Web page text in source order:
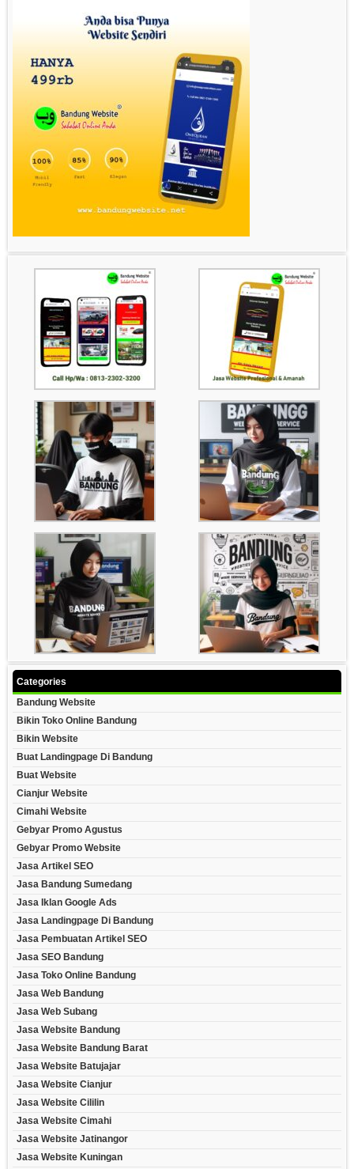
Categories
Bandung Website
Bikin Toko Online Bandung
Bikin Website
Buat Landingpage Di Bandung
Buat Website
Cianjur Website
Cimahi Website
Gebyar Promo Agustus
Gebyar Promo Website
Jasa Artikel SEO
Jasa Bandung Sumedang
Jasa Iklan Google Ads
Jasa Landingpage Di Bandung
Jasa Pembuatan Artikel SEO
Jasa SEO Bandung
Jasa Toko Online Bandung
Jasa Web Bandung
Jasa Web Subang
Jasa Website Bandung
Jasa Website Bandung Barat
Jasa Website Batujajar
Jasa Website Cianjur
Jasa Website Cililin
Jasa Website Cimahi
Jasa Website Jatinangor
Jasa Website Kuningan